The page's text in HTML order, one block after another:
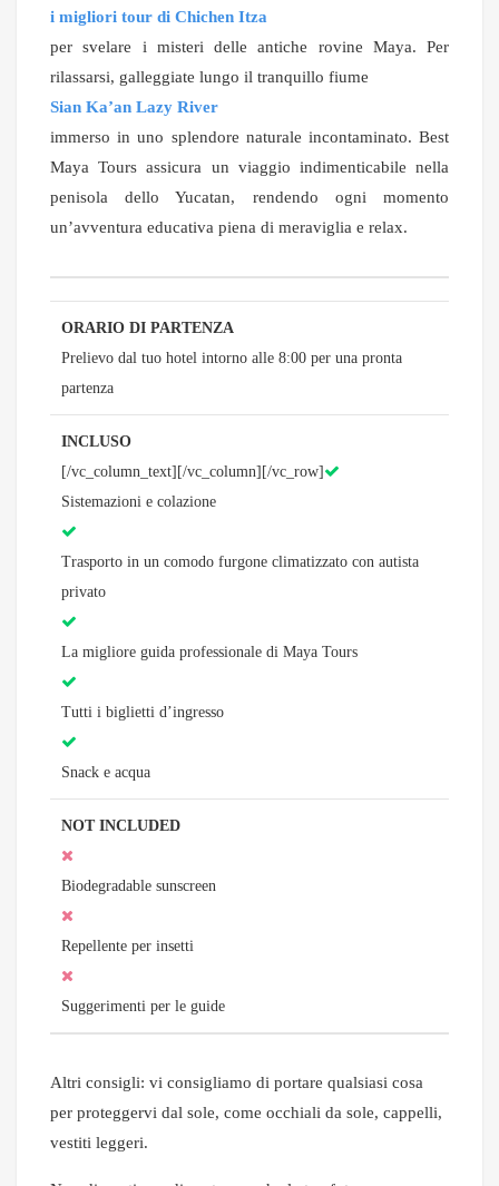
i migliori tour di Chichen Itza
per svelare i misteri delle antiche rovine Maya. Per
rilassarsi, galleggiate lungo il tranquillo fiume
Sian Ka’an Lazy River
immerso in uno splendore naturale incontaminato. Best
Maya Tours assicura un viaggio indimenticabile nella
penisola dello Yucatan, rendendo ogni momento
un’avventura educativa piena di meraviglia e relax.
ORARIO DI PARTENZA
Prelievo dal tuo hotel intorno alle 8:00 per una pronta
partenza
INCLUSO
[/vc_column_text][/vc_column][/vc_row]
Sistemazioni e colazione
Trasporto in un comodo furgone climatizzato con autista
privato
La migliore guida professionale di Maya Tours
Tutti i biglietti d’ingresso
Snack e acqua
NOT INCLUDED
Biodegradable sunscreen
Repellente per insetti
Suggerimenti per le guide
Altri consigli: vi consigliamo di portare qualsiasi cosa
per proteggervi dal sole, come occhiali da sole, cappelli,
vestiti leggeri.